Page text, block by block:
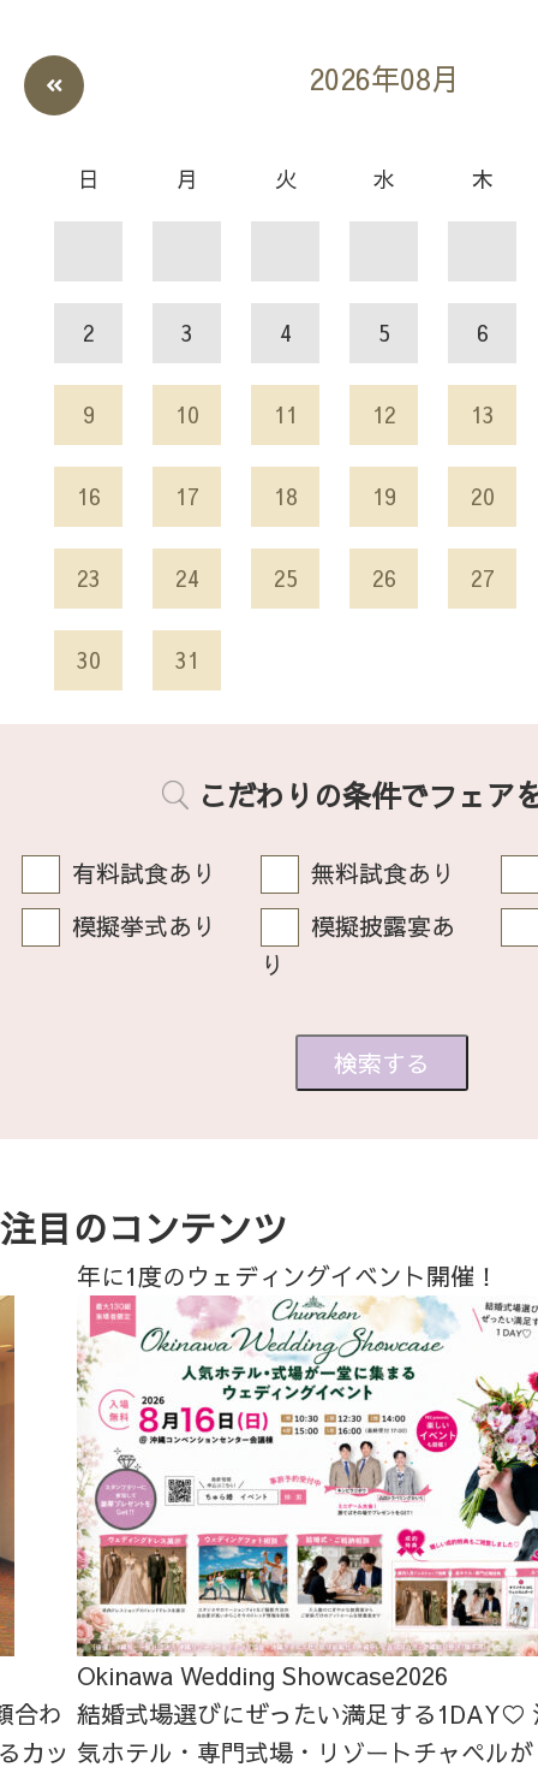
2026年08月
日 月 火 水 木
2 3 4 5 6
9 10 11 12 13
16 17 18 19 20
23 24 25 26 27
30 31
こだわりの条件でフェア
有料試食あり
無料試食あり
模擬挙式あり
模擬披露宴あ
り
注目のコンテンツ
合わ
カッ
年に1度のウェディングイベント開催！
Okinawa Wedding Showcase2026
結婚式場選びにぜったい満足する1DAY♡
気ホテル・専門式場・リゾートチャペル